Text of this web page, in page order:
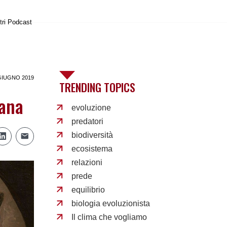
Podcast
2019
TRENDING TOPICS
evoluzione
predatori
biodiversità
ecosistema
relazioni
prede
equilibrio
biologia evoluzionista
Il clima che vogliamo